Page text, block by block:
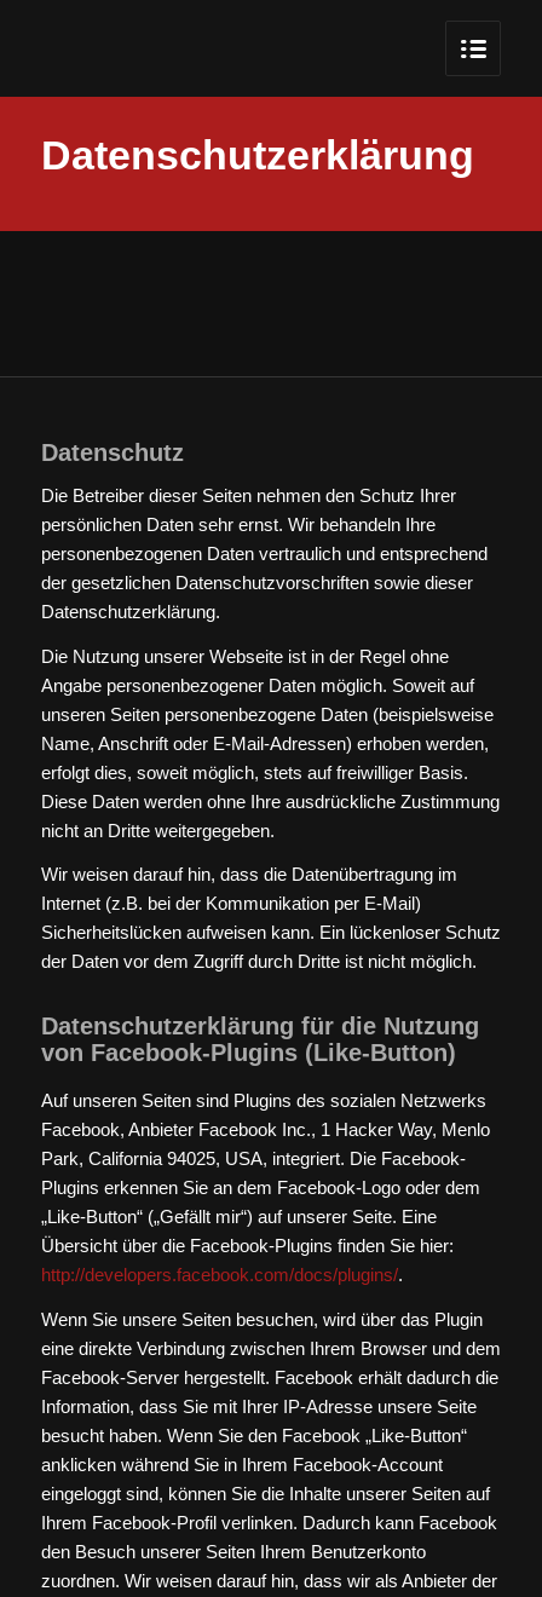
Datenschutzerklärung
Datenschutz
Die Betreiber dieser Seiten nehmen den Schutz Ihrer
persönlichen Daten sehr ernst. Wir behandeln Ihre
personenbezogenen Daten vertraulich und entsprechend
der gesetzlichen Datenschutzvorschriften sowie dieser
Datenschutzerklärung.
Die Nutzung unserer Webseite ist in der Regel ohne
Angabe personenbezogener Daten möglich. Soweit auf
unseren Seiten personenbezogene Daten (beispielsweise
Name, Anschrift oder E-Mail-Adressen) erhoben werden,
erfolgt dies, soweit möglich, stets auf freiwilliger Basis.
Diese Daten werden ohne Ihre ausdrückliche Zustimmung
nicht an Dritte weitergegeben.
Wir weisen darauf hin, dass die Datenübertragung im
Internet (z.B. bei der Kommunikation per E-Mail)
Sicherheitslücken aufweisen kann. Ein lückenloser Schutz
der Daten vor dem Zugriff durch Dritte ist nicht möglich.
Datenschutzerklärung für die Nutzung
von Facebook-Plugins (Like-Button)
Auf unseren Seiten sind Plugins des sozialen Netzwerks
Facebook, Anbieter Facebook Inc., 1 Hacker Way, Menlo
Park, California 94025, USA, integriert. Die Facebook-
Plugins erkennen Sie an dem Facebook-Logo oder dem
„Like-Button“ („Gefällt mir“) auf unserer Seite. Eine
Übersicht über die Facebook-Plugins finden Sie hier:
http://developers.facebook.com/docs/plugins/.
Wenn Sie unsere Seiten besuchen, wird über das Plugin
eine direkte Verbindung zwischen Ihrem Browser und dem
Facebook-Server hergestellt. Facebook erhält dadurch die
Information, dass Sie mit Ihrer IP-Adresse unsere Seite
besucht haben. Wenn Sie den Facebook „Like-Button“
anklicken während Sie in Ihrem Facebook-Account
eingeloggt sind, können Sie die Inhalte unserer Seiten auf
Ihrem Facebook-Profil verlinken. Dadurch kann Facebook
den Besuch unserer Seiten Ihrem Benutzerkonto
zuordnen. Wir weisen darauf hin, dass wir als Anbieter der